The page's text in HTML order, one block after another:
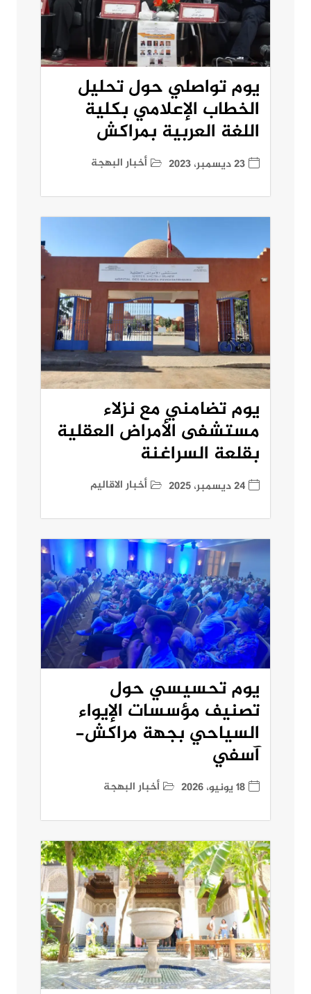
يوم تواصلي حول تحليل
الخطاب الإعلامي بكلية
اللغة العربية بمراكش
23 ديسمبر، 2023 أخبار البهجة
يوم تضامني مع نزلاء
مستشفى الأمراض العقلية
بقلعة السراغنة
24 ديسمبر، 2025 أخبار الاقاليم
يوم تحسيسي حول
تصنيف مؤسسات الإيواء
السياحي بجهة مراكش-
آسفي
18 يونيو، 2026 أخبار البهجة